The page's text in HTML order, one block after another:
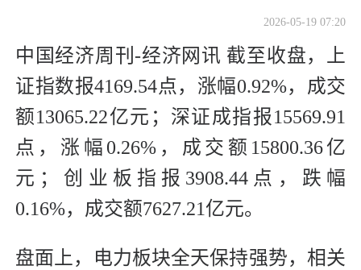
2026-05-19 07:20
中国经济周刊-经济网讯 截至收盘，上
证指数报4169.54点，涨幅0.92%，成交
额13065.22亿元；深证成指报15569.91
点，涨幅0.26%，成交额15800.36亿
元；创业板指报3908.44点，跌幅
0.16%，成交额7627.21亿元。
盘面上，电力板块全天保持强势，相关